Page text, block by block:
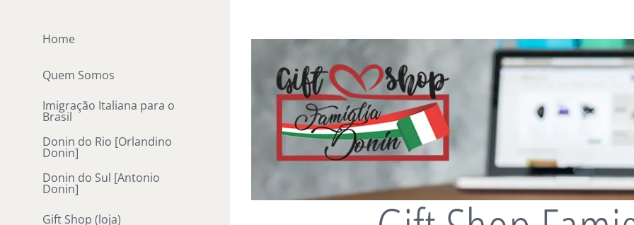
Home
Quem Somos
Imigração Italiana para o
Brasil
Donin do Rio [Orlandino
Donin]
Donin do Sul [Antonio
Donin]
Gift Shop (loja)